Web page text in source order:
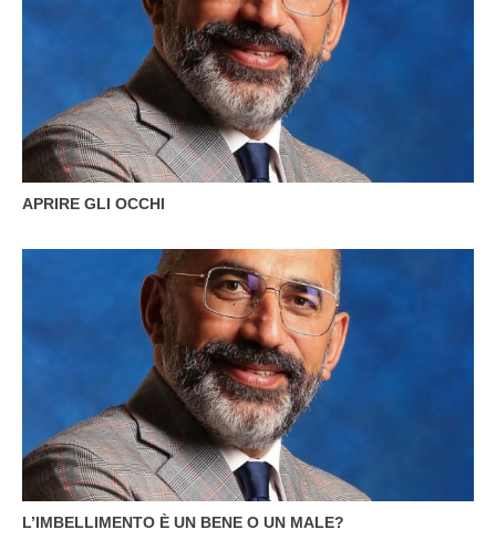
APRIRE GLI OCCHI
L’IMBELLIMENTO È UN BENE O UN MALE?